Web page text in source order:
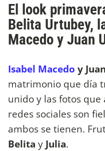
El look
Belita Urtubey,
Macedo y Juan
Isabel Macedo y
matrimonio que día
unido y las fotos
redes sociales son
ambos se tienen.
Belita y Julia.